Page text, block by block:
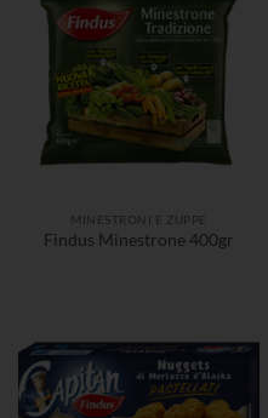
MINESTRONI E ZUPPE
Findus Minestrone 400gr